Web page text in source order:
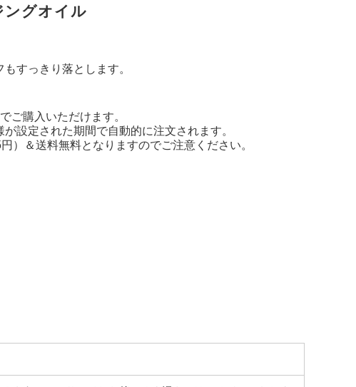
ングオイル
すっきり落とします。
ご購入いただけます。
設定された期間で自動的に注文されます。
）＆送料無料となりますのでご注意ください。